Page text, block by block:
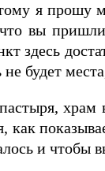
я прошу
вы
здесь
не будет
храм
как
и чтобы